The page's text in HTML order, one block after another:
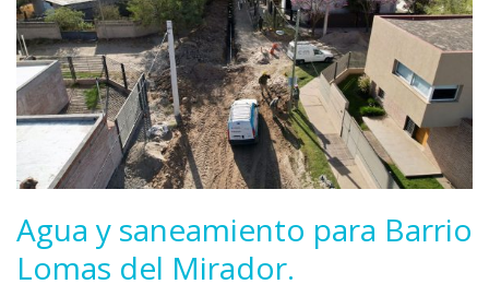
Agua y saneamiento para Barrio
Lomas del Mirador.